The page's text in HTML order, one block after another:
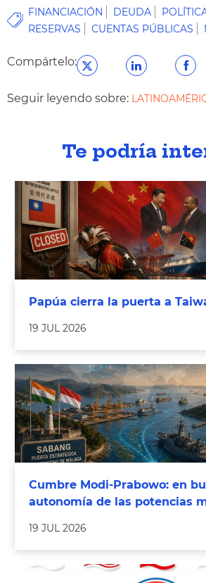
FINANCIACIÓN DEUDA
RESERVAS
CUENTAS PÚBLICAS
Compártelo:
Seguir leyendo sobre:
Te podría
Papúa cierra la puerta a
19 JUL 2026
Cumbre Modi-Prabowo: en
autonomía de las potencias
19 JUL 2026